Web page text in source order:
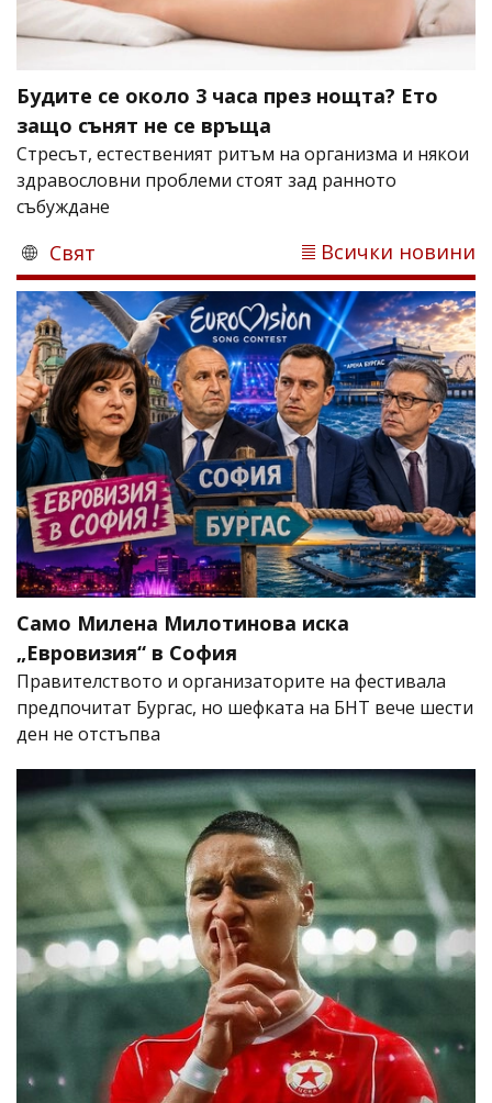
Будите се около 3 часа през нощта? Ето
защо сънят не се връща
Стресът, естественият ритъм на организма и някои
здравословни проблеми стоят зад ранното
събуждане
Свят Всички новини
Само Милена Милотинова иска
„Евровизия“ в София
Правителството и организаторите на фестивала
предпочитат Бургас, но шефката на БНТ вече шести
ден не отстъпва